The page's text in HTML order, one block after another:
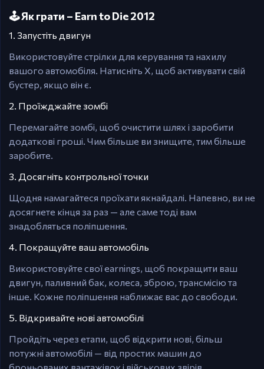
🕹️ Як грати – Earn to Die 2012
1. Запустіть двигун
Використовуйте стрілки для керування та нахилу
вашого автомобіля. Натисніть X, щоб активувати свій
бустер, якщо він є.
2. Проїжджайте зомбі
Перемагайте зомбі, щоб очистити шлях і заробити
додаткові гроші. Чим більше ви знищите, тим більше
заробите.
3. Досягніть контрольної точки
Щодня намагайтеся проїхати якнайдалі. Напевно, ви не
досягнете кінця за раз — але саме тоді вам
знадобляться поліпшення.
4. Покращуйте ваш автомобіль
Використовуйте свої earnings, щоб покращити ваш
двигун, паливний бак, колеса, зброю, трансмісію та
інше. Кожне поліпшення наближає вас до свободи.
5. Відкривайте нові автомобілі
Пройдіть через етапи, щоб відкрити нові, більш
потужні автомобілі — від простих машин до